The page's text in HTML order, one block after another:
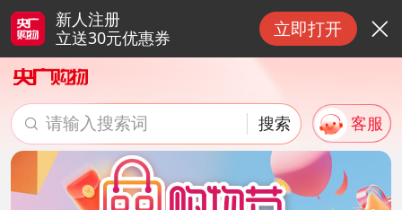
新人注册
立送30元优惠券
立即打开 
 请输入搜索词 搜索 搜索 客服